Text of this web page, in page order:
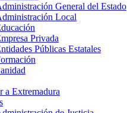
General del Estado
Local
Privada
Públicas Estatales
a Extremadura